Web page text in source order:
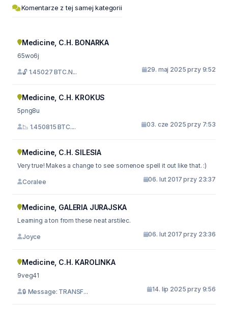
Komentarze z tej samej kategorii
Medicine, C.H. BONARKA
65wo6j
🔓 1.45027 BTC.N... 29. maj 2025 przy 9:52
Medicine, C.H. KROKUS
5png8u
📉 1.450815 BTC.... 03. cze 2025 przy 7:53
Medicine, C.H. SILESIA
Very true! Makes a change to see somenoe spell it out like that. :)
Coralee 06. lut 2017 przy 23:37
Medicine, GALERIA JURAJSKA
Learning a ton from these neat arstilec.
Joyce 06. lut 2017 przy 23:36
Medicine, C.H. KAROLINKA
9veg41
🔒 Message: TRANSF... 14. lip 2025 przy 9:56